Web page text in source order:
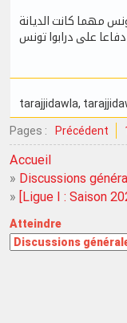
مهما كانت الديانة
على درابوا تونس
tarajjidawla,
Pages : Précédent
Accueil
» Discussions
»
[Ligue I : Saison
Atteindre